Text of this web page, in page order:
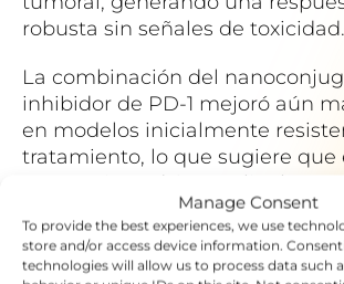
Manage Consent
To provide the best experiences, we use
store and/or access device information.
technologies will allow us to process data such
robusta sin señales de toxicidad.
La combinación del
inhibidor de PD-1 mejoró aún
en modelos inicialmente
tratamiento, lo que sugiere que
estrategia podría ampliar las
terapéuticas incluso en tumores
tratar.